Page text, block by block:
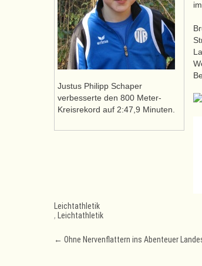
Justus Philipp Schaper
verbesserte den 800 Meter-
Kreisrekord auf 2:47,9 Minuten.
Leichtathletik
, Leichtathletik
Post
← Ohne Nervenflattern ins Abenteuer